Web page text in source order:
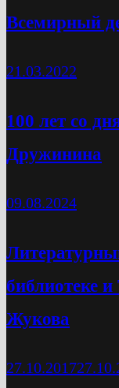
Всемирный
21.03.2022
100 лет со
Дружинина
09.08.2024
библиотеке
Жукова
27.10.2017